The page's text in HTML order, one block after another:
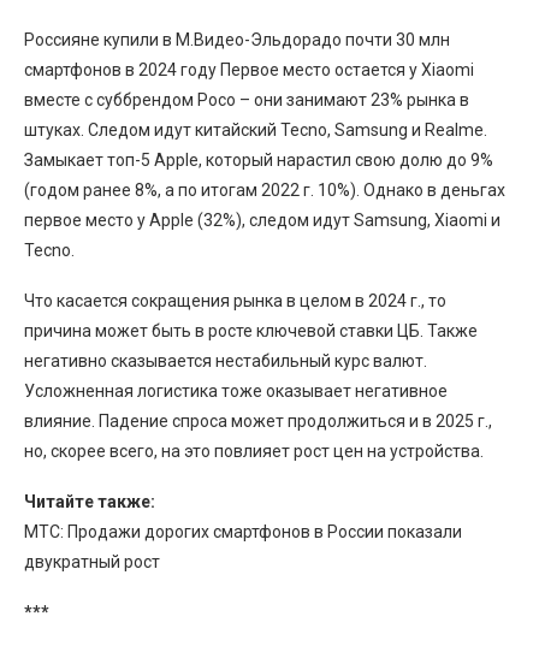
Россияне купили в М.Видео-Эльдорадо почти 30 млн
смартфонов в 2024 году Первое место остается у Xiaomi
вместе с суббрендом Poco – они занимают 23% рынка в
штуках. Следом идут китайский Tecno, Samsung и Realme.
Замыкает топ-5 Apple, который нарастил свою долю до 9%
(годом ранее 8%, а по итогам 2022 г. 10%). Однако в деньгах
первое место у Apple (32%), следом идут Samsung, Xiaomi и
Tecno.
Что касается сокращения рынка в целом в 2024 г., то
причина может быть в росте ключевой ставки ЦБ. Также
негативно сказывается нестабильный курс валют.
Усложненная логистика тоже оказывает негативное
влияние. Падение спроса может продолжиться и в 2025 г.,
но, скорее всего, на это повлияет рост цен на устройства.
Читайте также:
МТС: Продажи дорогих смартфонов в России показали
двукратный рост
***